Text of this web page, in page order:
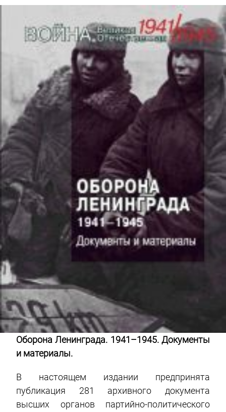
Оборона Ленинграда. 1941–1945. Документы
и материалы.
В настоящем издании предпринята
публикация 281 архивного документа
высших органов партийно-политического